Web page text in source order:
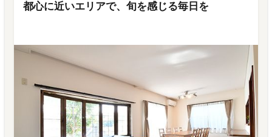
都心に近いエリアで、旬を感じる毎日を